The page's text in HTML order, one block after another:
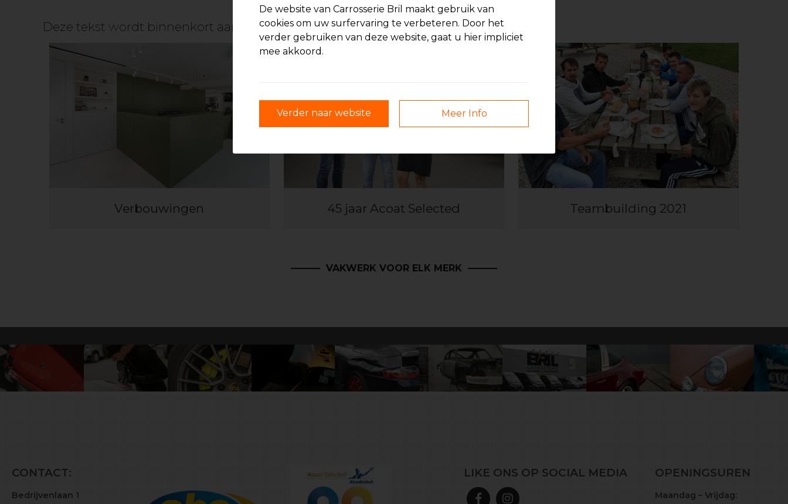
Deze tekst wordt binnenkort aangevuld.
Verbouwingen 45 jaar Acoat Selected Teambuilding 2021
VAKWERK VOOR ELK MERK
CONTACT:
Bedrijvenlaan 1
LIKE ONS OP SOCIAL MEDIA OPENINGSUREN
Maandag – Vrijdag:
De website van Carrosserie Bril maakt gebruik van
cookies om uw surfervaring te verbeteren. Door het
verder gebruiken van deze website, gaat u hier impliciet
mee akkoord.
Verder naar website Meer Info